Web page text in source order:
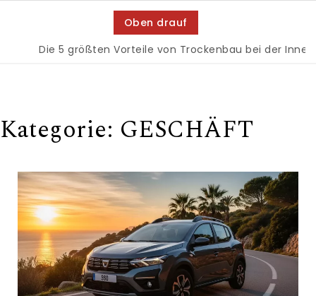
navigation
Oben drauf
Die 5 größten Vorteile von Trockenbau bei der
Kategorie: GESCHÄFT